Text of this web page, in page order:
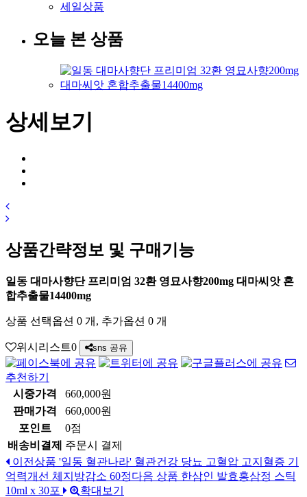
세일상품
오늘 본 상품
상세보기
상품간략정보 및 구매기능
일동 대마사향단 프리미엄 32환 영묘사향200mg 대마씨앗 혼
합추출물14400mg
상품 선택옵션 0 개, 추가옵션 0 개
위시리스트0 sns 공유
추천하기
시중가격
660,000원
판매가격
660,000원
포인트
0점
배송비결제
주문시 결제
이전상품 '일동 혈관나라' 혈관건강 당뇨 고혈압 고지혈증 기
억력개선 체지방감소 60정다음 상품 한삼인 발효홍삼정 스틱
10ml x 30포
확대보기